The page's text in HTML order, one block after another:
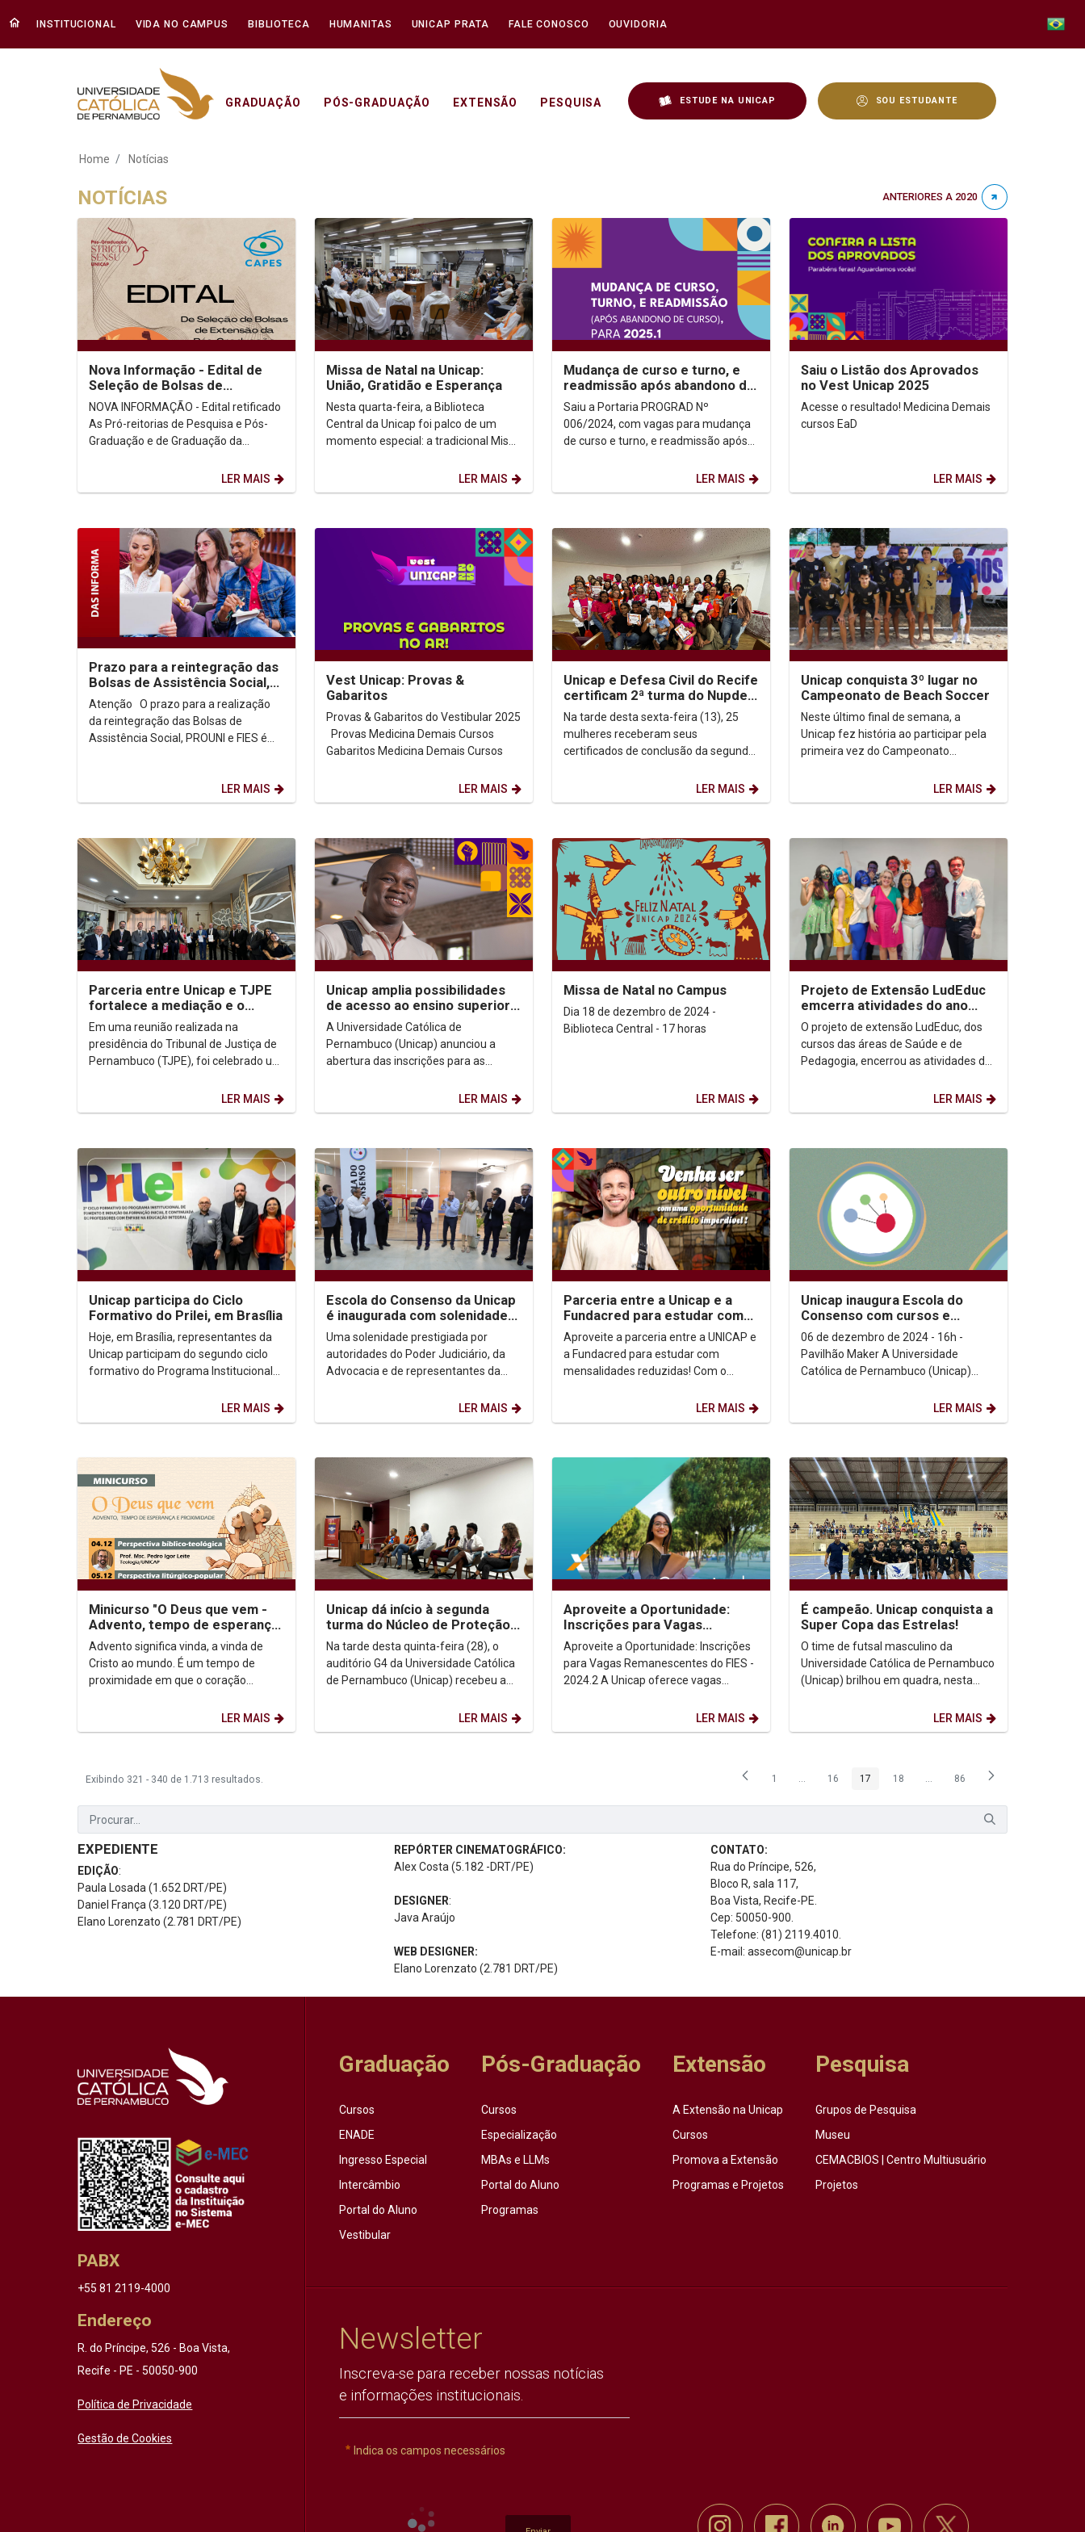
INSTITUCIONAL VIDA NO CAMPUS BIBLIOTECA HUMANITAS UNICAP PRATA FALE CONOSCO OUVIDORIA
GRADUAÇÃO PÓS-GRADUAÇÃO EXTENSÃO PESQUISA ESTUDE NA UNICAP SOU ESTUDANTE
Notícias - Unicap
Home Notícias
NOTÍCIAS ANTERIORES A 2020
Nova Informação - Edital de
Seleção de Bolsas de
Extensão da Pós-graduação
NOVA INFORMAÇÃO - Edital retificado
As Pró-reitorias de Pesquisa e Pós-
Graduação e de Graduação da
LER MAIS
Missa de Natal na Unicap:
União, Gratidão e Esperança
Nesta quarta-feira, a Biblioteca
Central da Unicap foi palco de um
momento especial: a tradicional Missa
LER MAIS
Mudança de curso e turno, e
readmissão após abandono de
curso
Saiu a Portaria PROGRAD Nº
006/2024, com vagas para mudança
de curso e turno, e readmissão após
LER MAIS
Saiu o Listão dos Aprovados
no Vest Unicap 2025
Acesse o resultado! Medicina Demais
cursos EaD
LER MAIS
Prazo para a reintegração das
Bolsas de Assistência Social,
PROUNI e FIES
Atenção O prazo para a realização
da reintegração das Bolsas de
Assistência Social, PROUNI e FIES é
LER MAIS
Vest Unicap: Provas &
Gabaritos
Provas & Gabaritos do Vestibular 2025
Gabaritos Medicina Demais Cursos
LER MAIS
Unicap e Defesa Civil do Recife
certificam 2ª turma do Nupdec
para Mulheres
Na tarde desta sexta-feira (13), 25
mulheres receberam seus
certificados de conclusão da segunda
Defesa Civil (Nupdec) para...LER MAIS
Unicap conquista 3º lugar no
Campeonato de Beach Soccer
Neste último final de semana, a
Unicap fez história ao participar pela
primeira vez do Campeonato
Beach Soccer, conquistando um...
LER MAIS
Parceria entre Unicap e TJPE
fortalece a mediação e o
consenso
Em uma reunião realizada na
presidência do Tribunal de Justiça de
Pernambuco (TJPE), foi celebrado um
LER MAIS
Unicap amplia possibilidades
de acesso ao ensino superior
com modalidades de Ingresso
Especial
A Universidade Católica de
Pernambuco (Unicap) anunciou a
abertura das inscrições para as
que oferecem alternativas...LER MAIS
Missa de Natal no Campus
Dia 18 de dezembro de 2024 -
Biblioteca Central - 17 horas
LER MAIS
Projeto de Extensão LudEduc
emcerra atividades do ano
com concurso literário
O projeto de extensão LudEduc, dos
cursos das áreas de Saúde e de
Pedagogia, encerrou as atividades do
LER MAIS
Unicap participa do Ciclo
Formativo do Prilei, em Brasília
Hoje, em Brasília, representantes da
Unicap participam do segundo ciclo
formativo do Programa Institucional
LER MAIS
Escola do Consenso da Unicap
é inaugurada com solenidade
prestigiada por autoridades
do...
Uma solenidade prestigiada por
autoridades do Poder Judiciário, da
Advocacia e de representantes da
LER MAIS
Parceria entre a Unicap e a
Fundacred para estudar com
mensalidades reduzidas!
Aproveite a parceria entre a UNICAP e
a Fundacred para estudar com
mensalidades reduzidas! Com o
LER MAIS
Unicap inaugura Escola do
Consenso com cursos e
serviços de mediação e
resolução de conflitos...
06 de dezembro de 2024 - 16h -
Pavilhão Maker A Universidade
Católica de Pernambuco (Unicap)
LER MAIS
Minicurso "O Deus que vem -
Advento, tempo de esperança
e proximidade"
Advento significa vinda, a vinda de
Cristo ao mundo. É um tempo de
proximidade em que o coração
LER MAIS
Unicap dá início à segunda
turma do Núcleo de Proteção
e Defesa Civil para Mulheres
Na tarde desta quinta-feira (28), o
auditório G4 da Universidade Católica
de Pernambuco (Unicap) recebeu a
LER MAIS
Aproveite a Oportunidade:
Inscrições para Vagas
Remanescentes do FIES
2024.2
Aproveite a Oportunidade: Inscrições
para Vagas Remanescentes do FIES -
2024.2 A Unicap oferece vagas
Financiamento Estudantil...LER MAIS
É campeão. Unicap conquista a
Super Copa das Estrelas!
O time de futsal masculino da
Universidade Católica de Pernambuco
(Unicap) brilhou em quadra, nesta
LER MAIS
Exibindo 321 - 340 de 1.713 resultados. Página
1 ...Páginas intermediárias Usar ABA para navegar.
Página
16 Página
17 Página
18 ...Páginas intermediárias Usar ABA
Página
86
EXPEDIENTE
EDIÇÃO:
Paula Losada (1.652 DRT/PE)
Daniel França (3.120 DRT/PE)
Elano Lorenzato (2.781 DRT/PE)
REPÓRTER CINEMATOGRÁFICO:
Alex Costa (5.182 -DRT/PE)
DESIGNER:
Java Araújo
WEB DESIGNER:
Elano Lorenzato (2.781 DRT/PE)
CONTATO:
Rua do Príncipe, 526,
Bloco R, sala 117,
Boa Vista, Recife-PE.
Cep: 50050-900.
Telefone: (81) 2119.4010.
E-mail: assecom@unicap.br
PABX
+55 81 2119-4000
Endereço
R. do Príncipe, 526 - Boa Vista,
Recife - PE - 50050-900
Política de Privacidade
Gestão de Cookies
Graduação
Cursos
ENADE
Ingresso Especial
Intercâmbio
Portal do Aluno
Vestibular
Pós-Graduação
Cursos
Especialização
MBAs e LLMs
Portal do Aluno
Programas
Extensão
A Extensão na Unicap
Cursos
Promova a Extensão
Programas e Projetos
Pesquisa
Grupos de Pesquisa
Museu
CEMACBIOS | Centro Multiusuário
Projetos
Newsletter
Inscreva-se para receber nossas notícias
e informações institucionais.
Indica os campos necessários